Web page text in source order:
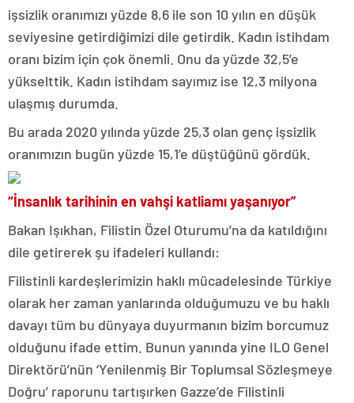
işsizlik oranımızı yüzde 8,6 ile son 10 yılın en düşük
seviyesine getirdiğimizi dile getirdik. Kadın istihdam
oranı bizim için çok önemli. Onu da yüzde 32,5’e
yükselttik. Kadın istihdam sayımız ise 12,3 milyona
ulaşmış durumda.
Bu arada 2020 yılında yüzde 25,3 olan genç işsizlik
oranımızın bugün yüzde 15,1’e düştüğünü gördük.
“İnsanlık tarihinin en vahşi katliamı yaşanıyor”
Bakan Işıkhan, Filistin Özel Oturumu’na da katıldığını
dile getirerek şu ifadeleri kullandı:
Filistinli kardeşlerimizin haklı mücadelesinde Türkiye
olarak her zaman yanlarında olduğumuzu ve bu haklı
davayı tüm bu dünyaya duyurmanın bizim borcumuz
olduğunu ifade ettim. Bunun yanında yine ILO Genel
Direktörü’nün ‘Yenilenmiş Bir Toplumsal Sözleşmeye
Doğru’ raporunu tartışırken Gazze’de Filistinli